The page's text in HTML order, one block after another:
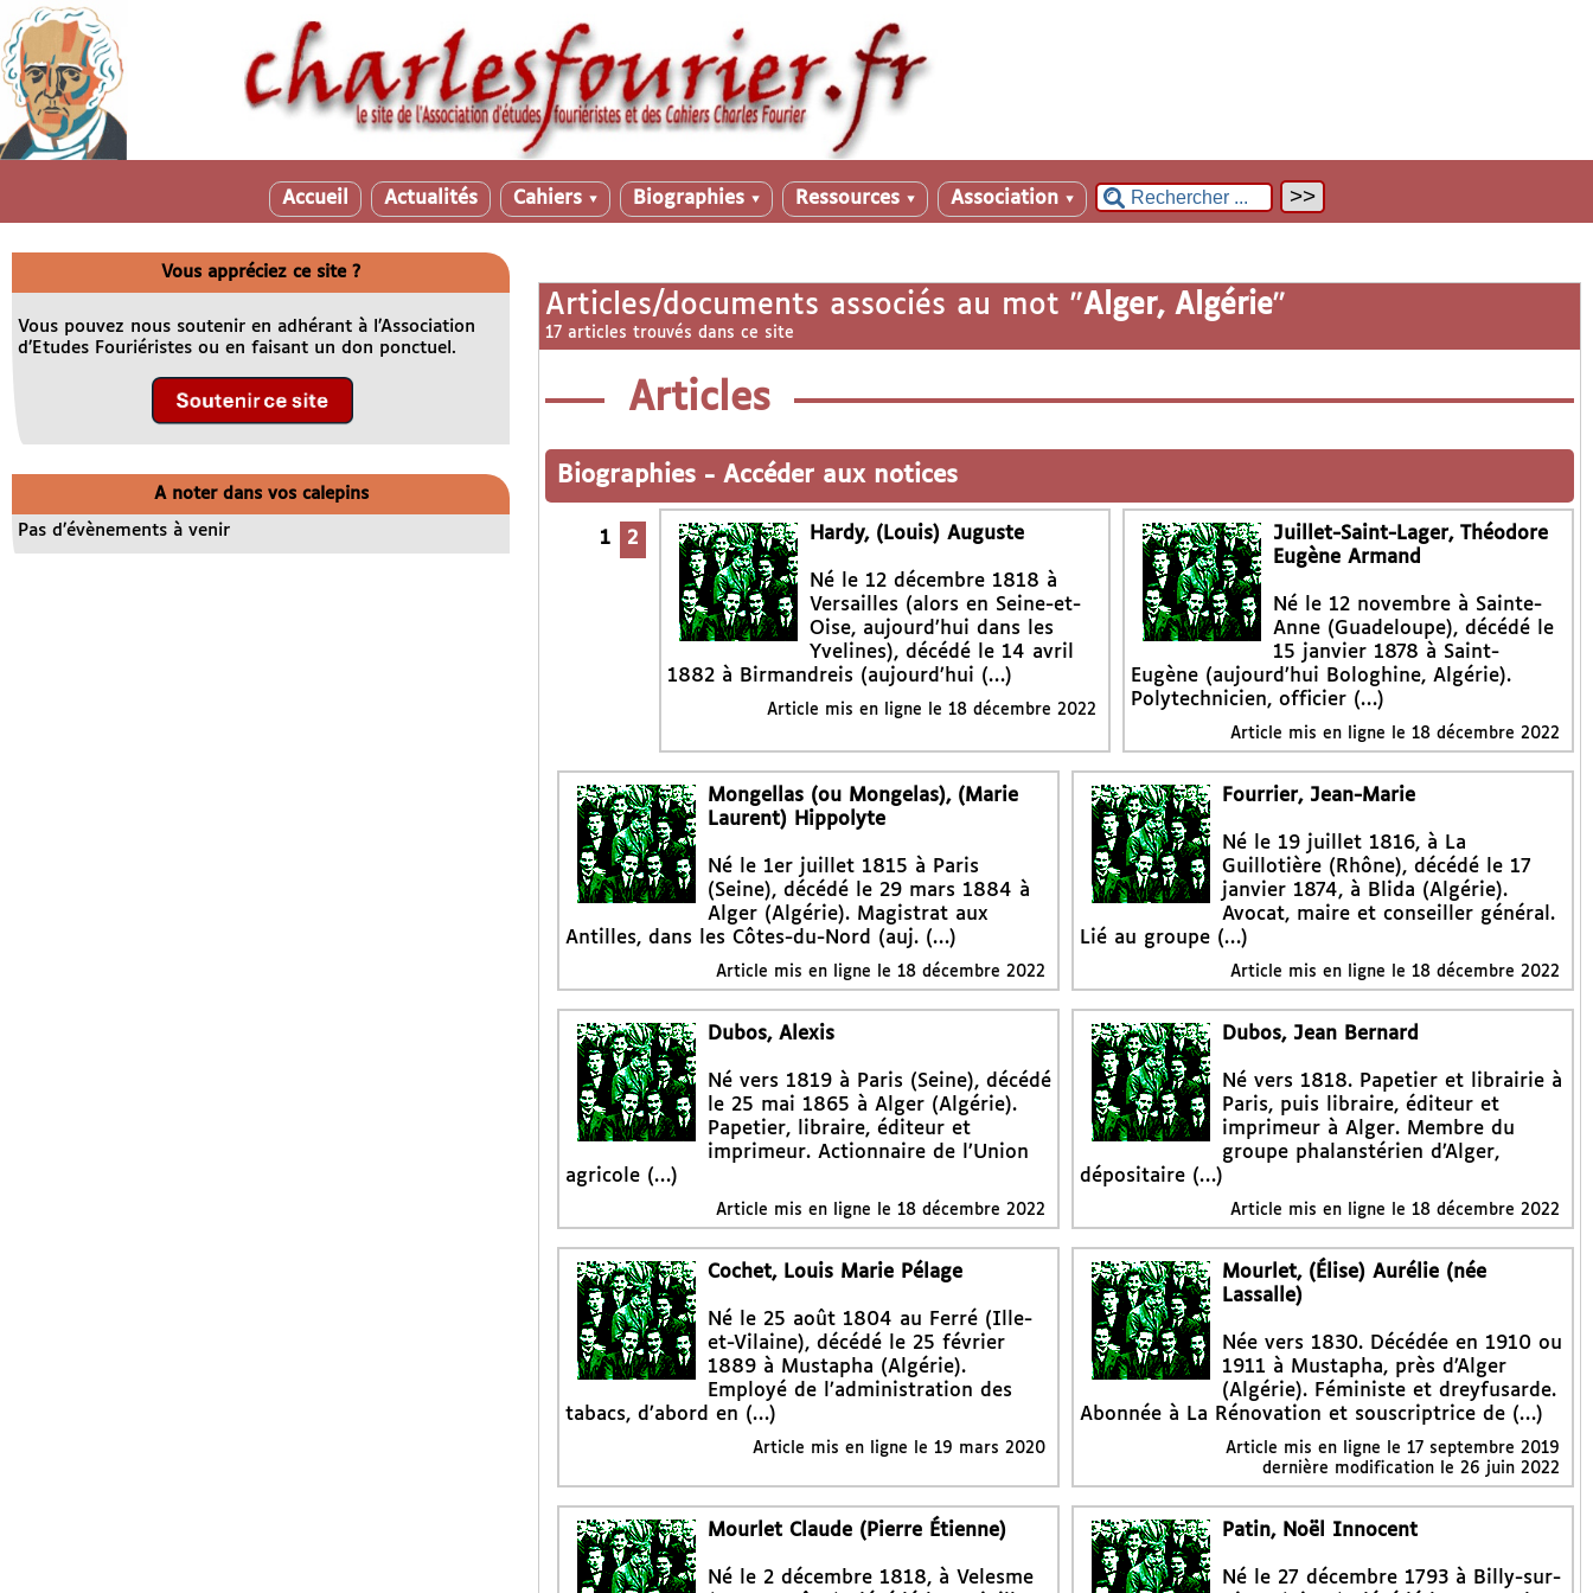
Accueil Actualités Cahiers ▼ Biographies ▼ Ressources ▼ Association ▼
Articles/documents associés au mot "Alger, Algérie"
17 articles trouvés dans ce site
Articles
Biographies - Accéder aux notices
1 2 Hardy, (Louis) Auguste
Né le 12 décembre 1818 à
Versailles (alors en Seine-et-
Oise, aujourd’hui dans les
Yvelines), décédé le 14 avril
1882 à Birmandreis (aujourd’hui (…)
Article mis en ligne le 18 décembre 2022
Juillet-Saint-Lager, Théodore
Eugène Armand
Né le 12 novembre à Sainte-
Anne (Guadeloupe), décédé le
15 janvier 1878 à Saint-
Eugène (aujourd’hui Bologhine, Algérie).
Polytechnicien, officier (…)
Article mis en ligne le18 décembre 2022
Mongellas (ou Mongelas), (Marie
Laurent) Hippolyte
Né le 1er juillet 1815 à Paris
(Seine), décédé le 29 mars 1884 à
Alger (Algérie). Magistrat aux
Antilles, dans les Côtes-du-Nord (auj. (…)
Article mis en ligne le 18 décembre 2022
Fourrier, Jean-Marie
Né le 19 juillet 1816, à La
Guillotière (Rhône), décédé le 17
janvier 1874, à Blida (Algérie).
Avocat, maire et conseiller général.
Lié au groupe (…)
Article mis en ligne le18 décembre 2022
Dubos, Alexis
Né vers 1819 à Paris (Seine), décédé
le 25 mai 1865 à Alger (Algérie).
Papetier, libraire, éditeur et
imprimeur. Actionnaire de l’Union
agricole (…)
Article mis en ligne le 18 décembre 2022
Dubos, Jean Bernard
Né vers 1818. Papetier et librairie à
Paris, puis libraire, éditeur et
imprimeur à Alger. Membre du
groupe phalanstérien d’Alger,
dépositaire (…)
Article mis en ligne le18 décembre 2022
Cochet, Louis Marie Pélage
Né le 25 août 1804 au Ferré (Ille-
et-Vilaine), décédé le 25 février
1889 à Mustapha (Algérie).
Employé de l’administration des
tabacs, d’abord en (…)
Article mis en ligne le 19 mars 2020
Mourlet, (Élise) Aurélie (née
Lassalle)
Née vers 1830. Décédée en 1910 ou
1911 à Mustapha, près d’Alger
(Algérie). Féministe et dreyfusarde.
Abonnée à La Rénovation et souscriptrice de (…)
Article mis en ligne le17 septembre 2019
dernière modification le 26 juin 2022
Mourlet Claude (Pierre Étienne)
Né le 2 décembre 1818, à Velesme
Patin, Noël Innocent
Né le 27 décembre 1793 à Billy-sur-
Vous appréciez ce site ?
Vous pouvez nous soutenir en adhérant à l’Association
d’Etudes Fouriéristes ou en faisant un don ponctuel.
A noter dans vos calepins
Pas d’évènements à venir